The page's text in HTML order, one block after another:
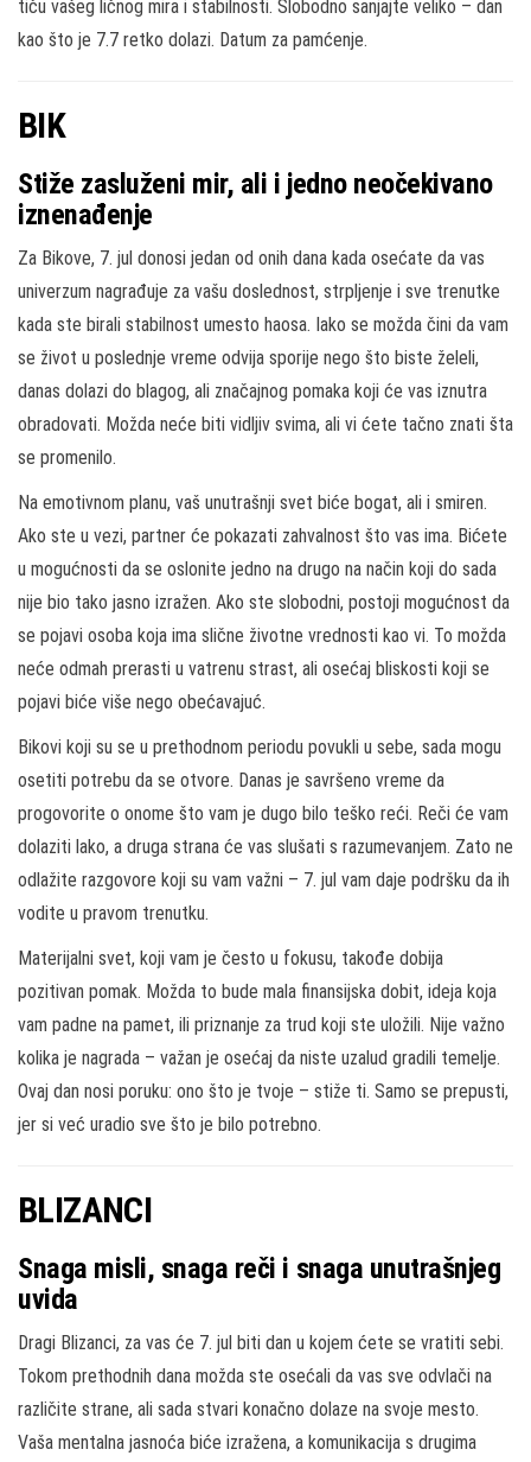
tiču vašeg ličnog mira i stabilnosti. Slobodno sanjajte veliko – dan
kao što je 7.7 retko dolazi. Datum za pamćenje.
BIK
Stiže zasluženi mir, ali i jedno neočekivano
iznenađenje
Za Bikove, 7. jul donosi jedan od onih dana kada osećate da vas
univerzum nagrađuje za vašu doslednost, strpljenje i sve trenutke
kada ste birali stabilnost umesto haosa. Iako se možda čini da vam
se život u poslednje vreme odvija sporije nego što biste želeli,
danas dolazi do blagog, ali značajnog pomaka koji će vas iznutra
obradovati. Možda neće biti vidljiv svima, ali vi ćete tačno znati šta
se promenilo.
Na emotivnom planu, vaš unutrašnji svet biće bogat, ali i smiren.
Ako ste u vezi, partner će pokazati zahvalnost što vas ima. Bićete
u mogućnosti da se oslonite jedno na drugo na način koji do sada
nije bio tako jasno izražen. Ako ste slobodni, postoji mogućnost da
se pojavi osoba koja ima slične životne vrednosti kao vi. To možda
neće odmah prerasti u vatrenu strast, ali osećaj bliskosti koji se
pojavi biće više nego obećavajuć.
Bikovi koji su se u prethodnom periodu povukli u sebe, sada mogu
osetiti potrebu da se otvore. Danas je savršeno vreme da
progovorite o onome što vam je dugo bilo teško reći. Reči će vam
dolaziti lako, a druga strana će vas slušati s razumevanjem. Zato ne
odlažite razgovore koji su vam važni – 7. jul vam daje podršku da ih
vodite u pravom trenutku.
Materijalni svet, koji vam je često u fokusu, takođe dobija
pozitivan pomak. Možda to bude mala finansijska dobit, ideja koja
vam padne na pamet, ili priznanje za trud koji ste uložili. Nije važno
kolika je nagrada – važan je osećaj da niste uzalud gradili temelje.
Ovaj dan nosi poruku: ono što je tvoje – stiže ti. Samo se prepusti,
jer si već uradio sve što je bilo potrebno.
BLIZANCI
Snaga misli, snaga reči i snaga unutrašnjeg
uvida
Dragi Blizanci, za vas će 7. jul biti dan u kojem ćete se vratiti sebi.
Tokom prethodnih dana možda ste osećali da vas sve odvlači na
različite strane, ali sada stvari konačno dolaze na svoje mesto.
Vaša mentalna jasnoća biće izražena, a komunikacija s drugima